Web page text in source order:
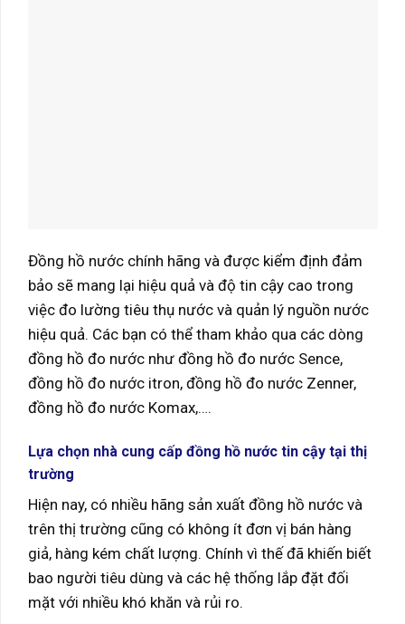
Đồng hồ nước chính hãng và được kiểm định đảm
bảo sẽ mang lại hiệu quả và độ tin cậy cao trong
việc đo lường tiêu thụ nước và quản lý nguồn nước
hiệu quả. Các bạn có thể tham khảo qua các dòng
đồng hồ đo nước như đồng hồ đo nước Sence,
đồng hồ đo nước itron, đồng hồ đo nước Zenner,
đồng hồ đo nước Komax,….
Lựa chọn nhà cung cấp đồng hồ nước tin cậy tại thị
trường
Hiện nay, có nhiều hãng sản xuất đồng hồ nước và
trên thị trường cũng có không ít đơn vị bán hàng
giả, hàng kém chất lượng. Chính vì thế đã khiến biết
bao người tiêu dùng và các hệ thống lắp đặt đối
mặt với nhiều khó khăn và rủi ro.